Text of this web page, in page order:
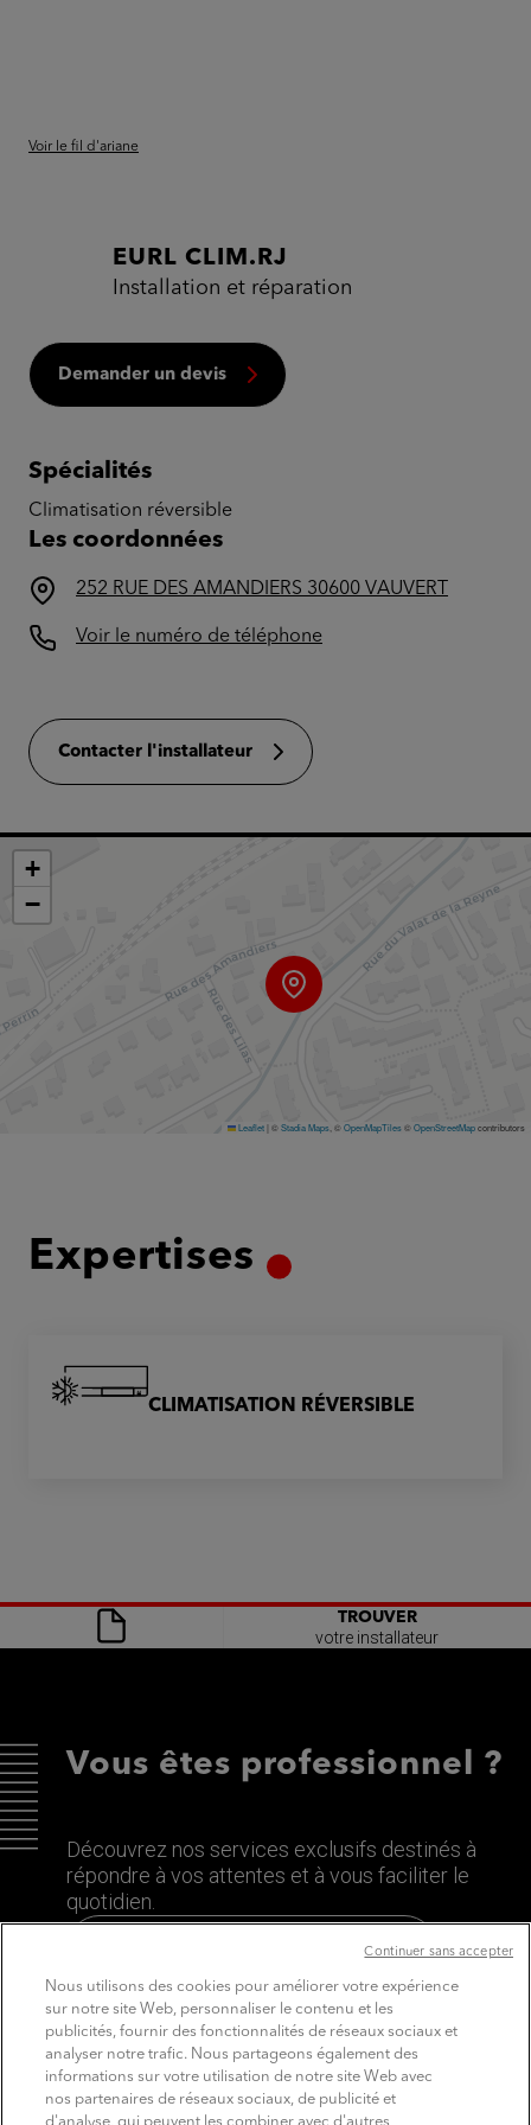
Voir le fil d'ariane
EURL CLIM.RJ
Installation et réparation
Demander un devis
Spécialités
Climatisation réversible
Les coordonnées
252 RUE DES AMANDIERS 30600 VAUVERT
Voir le numéro de téléphone
Contacter l'installateur
+
−
Leaflet| ©Stadia Maps , ©OpenMapTiles©OpenStreetMapcontributors
Expertises
CLIMATISATION RÉVERSIBLE
TROUVER
votre installateur
Vous êtes professionnel ?
Découvrez nos services exclusifs destinés à
répondre à vos attentes et à vous faciliter le
quotidien.
Découvrez le site dédié aux Pros
Nous utilisons des cookies pour améliorer votre expérience
sur notre site Web, personnaliser le contenu et les
publicités, fournir des fonctionnalités de réseaux sociaux et
analyser notre trafic. Nous partageons également des
informations sur votre utilisation de notre site Web avec
nos partenaires de réseaux sociaux, de publicité et
Continuer sans accepter